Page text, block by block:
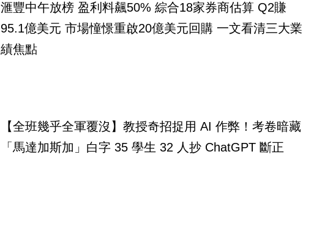
滙豐中午放榜 盈利料飆50% 綜合18家券商估算 Q2賺
95.1億美元 市場憧憬重啟20億美元回購 一文看清三大業
績焦點
【全班幾乎全軍覆沒】教授奇招捉用 AI 作弊！考卷暗藏
「馬達加斯加」白字 35 學生 32 人抄 ChatGPT 斷正